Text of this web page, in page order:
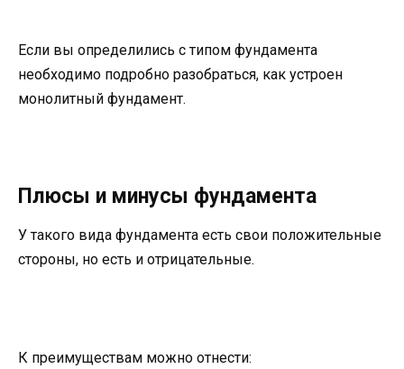
Если вы определились с типом фундамента
необходимо подробно разобраться, как устроен
монолитный фундамент.
Плюсы и минусы фундамента
У такого вида фундамента есть свои положительные
стороны, но есть и отрицательные.
К преимуществам можно отнести: